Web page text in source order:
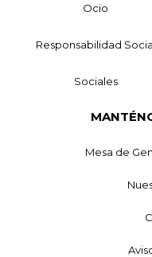
Ocio
Responsabilidad
Sociales
Mesa de